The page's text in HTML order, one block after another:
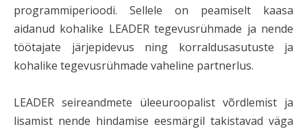
programmiperioodi. Sellele on peamiselt kaasa
aidanud kohalike LEADER tegevusrühmade ja nende
töötajate järjepidevus ning korraldusasutuste ja
kohalike tegevusrühmade vaheline partnerlus.
LEADER seireandmete üleeuroopalist võrdlemist ja
lisamist nende hindamise eesmärgil takistavad väga